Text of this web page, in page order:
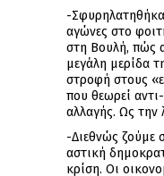
-
αγώνες στο
στη Βουλή, πώς
μεγάλη μερίδα
στροφή στους
που θεωρεί
αλλαγής. Ως την
-Διεθνώς ζούμε
αστική
κρίση. Οι